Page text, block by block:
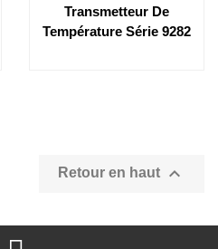
Transmetteur De
Température Série 9282
Retour en haut 